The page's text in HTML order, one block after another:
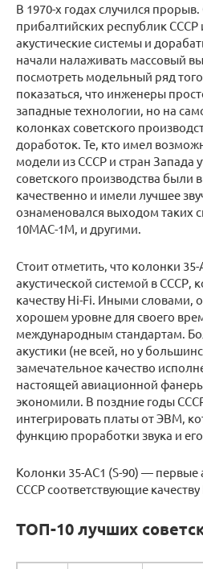
В 1970-х годах случился
прибалтийских республик
акустические системы и
начали налаживать массовый
посмотреть модельный ряд
показаться, что инженеры
западные технологии, но на
колонках советского
доработок. Те, кто имел
модели из СССР и стран Запада
советского производства были
качественно и имели лучшее
ознаменовался выходом таких
10МАС-1М, и другими.
Стоит отметить, что колонки 35-
акустической системой в СССР,
качеству Hi-Fi. Иными словами,
хорошем уровне для своего
международным стандартам.
акустики (не всей, но у
замечательное качество
настоящей авиационной
экономили. В поздние годы
интегрировать платы от ЭВМ,
функцию проработки звука и
Колонки 35-AC1 (S-90) — первые
СССР соответствующие качеству
ТОП-10 лучших